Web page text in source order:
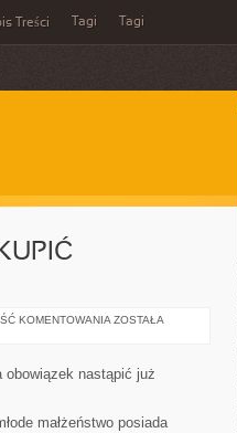
Treści Tagi Tagi
KOMENTOWANIA KIEDY
MIESZKANIE
ZOSTAŁA
obowiązek nastąpić już
małżeństwo posiada